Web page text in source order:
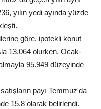
yılın yedi ayında yüzde
göre, ipotekli konut
13.064 olurken, Ocak-
95.949 düzeyinde
payı Temmuz'da
15.8 olarak belirlendi.